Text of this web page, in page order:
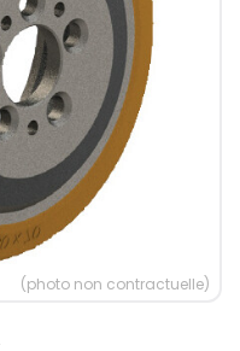
(photo non contractuelle)